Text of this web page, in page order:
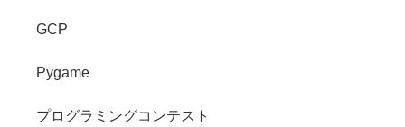
GCP
Pygame
プログラミングコンテスト